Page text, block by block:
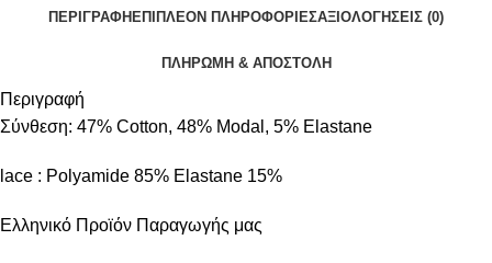
ΠΕΡΙΓΡΑΦΉΕΠΙΠΛΈΟΝ ΠΛΗΡΟΦΟΡΊΕΣΑΞΙΟΛΟΓΉΣΕΙΣ (0)
ΠΛΗΡΩΜΗ & ΑΠΟΣΤΟΛΗ
Περιγραφή
Σύνθεση: 47% Cotton, 48% Modal, 5% Elastane
lace : Polyamide 85% Elastane 15%
Ελληνικό Προϊόν Παραγωγής μας